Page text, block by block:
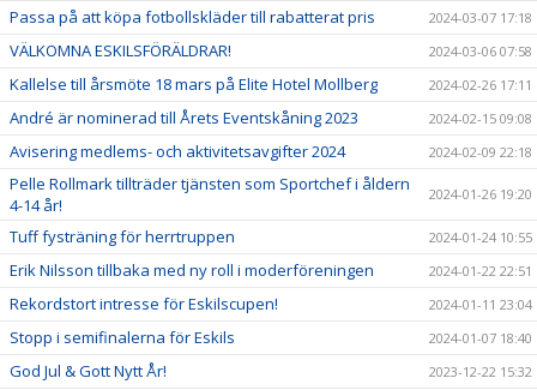
Passa på att köpa fotbollskläder till rabatterat pris 2024-03-07 17:18
VÄLKOMNA ESKILSFÖRÄLDRAR! 2024-03-06 07:58
Kallelse till årsmöte 18 mars på Elite Hotel Mollberg 2024-02-26 17:11
André är nominerad till Årets Eventskåning 2023 2024-02-15 09:08
Avisering medlems- och aktivitetsavgifter 2024 2024-02-09 22:18
Pelle Rollmark tillträder tjänsten som Sportchef i åldern
4-14 år!
2024-01-26 19:20
Tuff fysträning för herrtruppen 2024-01-24 10:55
Erik Nilsson tillbaka med ny roll i moderföreningen 2024-01-22 22:51
Rekordstort intresse för Eskilscupen! 2024-01-11 23:04
Stopp i semifinalerna för Eskils 2024-01-07 18:40
God Jul & Gott Nytt År! 2023-12-22 15:32